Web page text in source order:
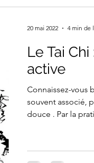
Le Tai
active
Connaissez-vous bien le Tai
souvent associé,
douce . Par la
les uns aux
20 mai 2022 4 min de